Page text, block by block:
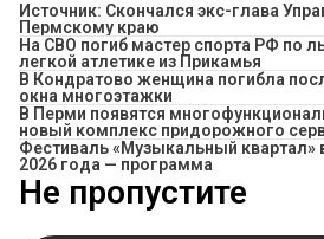
Источник: Скончался экс-глава
Пермскому краю
На СВО погиб мастер спорта РФ по
легкой атлетике из Прикамья
В Кондратово женщина погибла
окна многоэтажки
В Перми появятся
новый комплекс придорожного
Фестиваль «Музыкальный квартал»
2026 года — программа
Не пропустите